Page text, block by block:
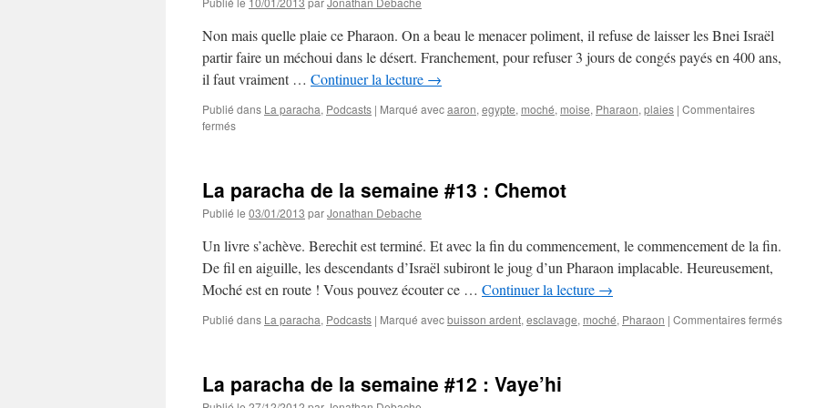
Bo
Non mais quelle plaie ce Pharaon. On a beau le menacer poliment, il refuse de laisser les Bnei Israël
partir faire un méchoui dans le désert. Franchement, pour refuser 3 jours de congés payés en 400 ans,
il faut vraiment … Continuer la lecture →
Publié dans La paracha, Podcasts | Marqué avecaaron, egypte, moché, moise, Pharaon, plaies | Commentaires
ferméssur
la
semaine
#14
Vaera
La paracha de la semaine #13 : Chemot
Publié le 03/01/2013 parJonathan Debache
Un livre s’achève. Berechit est terminé. Et avec la fin du commencement, le commencement de la fin.
De fil en aiguille, les descendants d’Israël subiront le joug d’un Pharaon implacable. Heureusement,
Moché est en route ! Vous pouvez écouter ce … Continuer la lecture →
Publié dans La paracha, Podcasts | Marqué avecbuisson ardent, esclavage, moché, Pharaon | Commentaires ferméssur
La paracha de la semaine #12 : Vaye’hi